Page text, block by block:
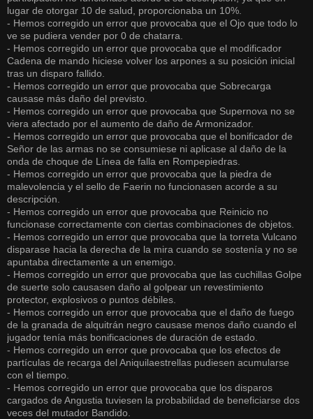
lugar de otorgar 10 de salud, proporcionaba un 10%.
- Hemos corregido un error que provocaba que el Ojo que todo lo
ve se pudiera vender por 0 de chatarra.
- Hemos corregido un error que provocaba que el modificador
Cadena de mando hiciese volver los arpones a su posición inicial
tras un disparo fallido.
- Hemos corregido un error que provocaba que Sobrecarga
causase más daño del previsto.
- Hemos corregido un error que provocaba que Supernova no se
viera afectado por el aumento de daño de Armonizador.
- Hemos corregido un error que provocaba que el bonificador de
Señor de las armas no se consumiese ni aplicase al daño de la
onda de choque de Línea de falla en Rompepiedras.
- Hemos corregido un error que provocaba que la piedra de
malevolencia y el sello de Faerin no funcionasen acorde a su
descripción.
- Hemos corregido un error que provocaba que Reinicio no
funcionase correctamente con ciertas combinaciones de objetos.
- Hemos corregido un error que provocaba que la torreta Vulcano
disparase hacia la derecha de la mira cuando se sostenía y no se
apuntaba directamente a un enemigo.
- Hemos corregido un error que provocaba que las cuchillas Golpe
de suerte solo causasen daño al golpear un revestimiento
protector, explosivos o puntos débiles.
- Hemos corregido un error que provocaba que el daño de fuego
de la granada de alquitrán negro causase menos daño cuando el
jugador tenía más bonificaciones de duración de estado.
- Hemos corregido un error que provocaba que los efectos de
partículas de recarga del Aniquilaestrellas pudiesen acumularse
con el tiempo.
- Hemos corregido un error que provocaba que los disparos
cargados de Angustia tuviesen la probabilidad de beneficiarse dos
veces del mutador Bandido.